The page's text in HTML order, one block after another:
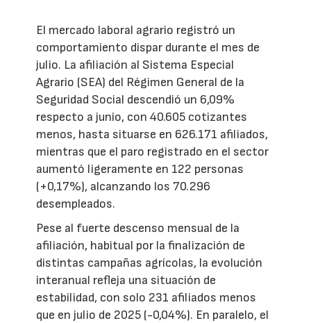
El mercado laboral agrario registró un
comportamiento dispar durante el mes de
julio. La afiliación al Sistema Especial
Agrario (SEA) del Régimen General de la
Seguridad Social descendió un 6,09%
respecto a junio, con 40.605 cotizantes
menos, hasta situarse en 626.171 afiliados,
mientras que el paro registrado en el sector
aumentó ligeramente en 122 personas
(+0,17%), alcanzando los 70.296
desempleados.
Pese al fuerte descenso mensual de la
afiliación, habitual por la finalización de
distintas campañas agrícolas, la evolución
interanual refleja una situación de
estabilidad, con solo 231 afiliados menos
que en julio de 2025 (-0,04%). En paralelo, el